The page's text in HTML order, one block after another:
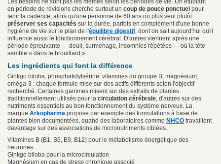
Les besoins ne sont pas les mêmes selon les périodes de vie. Un étudiant
en période de révisions cherche surtout un coup de pouce ponctuel pour
tenir la cadence, alors qu'une personne de 60 ans ou plus veut plutôt
préserver ses capacités sur la durée, parfois en complément d'une bonne
hygiène de vie sur le plan de l'équilibre digestif, dont on sait aujourd'hui qu'il
influence aussi le fonctionnement cérébral. D'autres viennent après une
période éprouvante — deuil, surmenage, insomnies répétées — où la tête
semble « dans le brouillard ».
Les ingrédients qui font la différence
Ginkgo biloba, phosphatidylsérine, vitamines du groupe B, magnésium,
oméga-3 : chaque formule mise sur des actifs différents selon l'objectif
recherché. Certaines gammes misent sur des extraits de plantes
traditionnellement utilisés pour la circulation cérébrale , d'autres sur des
nutriments essentiels au bon fonctionnement du système nerveux. La
marque Arkopharma propose par exemple des formulations à base de
plantes bien documentées, quand des laboratoires comme NHCO travaillent
davantage sur des associations de micronutriments ciblées.
Vitamines B (B1, B6, B9, B12) pour le métabolisme énergétique des
neurones
Ginkgo biloba pour la microcirculation
Magnésium en cas de stress chronique associé